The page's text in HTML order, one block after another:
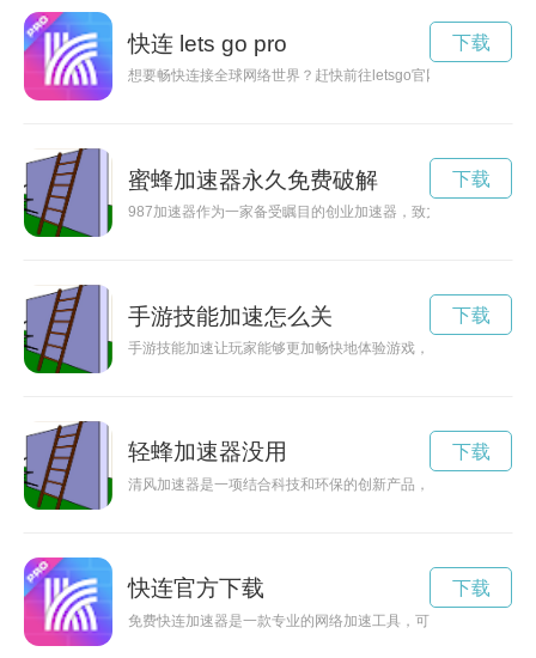
快连 lets go pro
想要畅快连接全球网络世界？赶快前往letsgo官网下载最新版本
下载
蜜蜂加速器永久免费破解
987加速器作为一家备受瞩目的创业加速器，致力于为创业者
下载
手游技能加速怎么关
手游技能加速让玩家能够更加畅快地体验游戏，提高游戏战斗
下载
轻蜂加速器没用
清风加速器是一项结合科技和环保的创新产品，可以有效改善空
下载
快连官方下载
免费快连加速器是一款专业的网络加速工具，可帮助用户解决
下载